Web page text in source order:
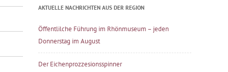
AKTUELLE NACHRICHTEN AUS DER REGION
Öffentlilche Führung im Rhönmuseum – jeden
Donnerstag im August
Der Eichenprozzesionsspinner